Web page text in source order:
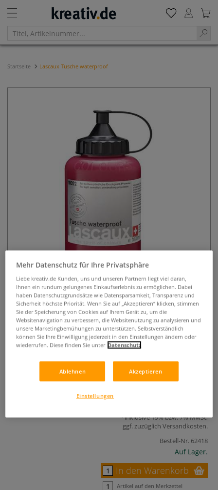
Startseite Lascaux Tusche waterproof
Lascaux Tusche waterproof
0 Bewertungen
Lascaux Tusche waterproof ist ideal für lichtempfindliche
wasser- und abriebfest. 500-ml-Flasche.
Mehr
inklusive 19% bzw. 7% MwSt,
ggf. zuzüglich Versandkosten.
Bestell-Nr. 62418
Auf Lager.
In den Warenkorb
Artikel auf den Merkzettel
Mehr Datenschutz für Ihre Privatsphäre
Liebe kreativ.de Kunden, uns und unseren Partnern liegt viel daran,
Ihnen ein rundum gelungenes Einkaufserlebnis zu ermöglichen. Dabei
haben Datenschutzgrundsätze wie Datensparsamkeit, Transparenz und
Sicherheit höchste Priorität. Wenn Sie auf „Akzeptieren“ klicken, stimmen
Sie der Speicherung von Cookies auf Ihrem Gerät zu, um die
Websitenavigation zu verbessern, die Websitenutzung zu analysieren und
unsere Marketingbemühungen zu unterstützen. Selbstverständlich
können Sie Ihre Einwilligung jederzeit in den Einstellungen ändern oder
wiederrufen. Diese finden Sie unter Datenschutz
Ablehnen Akzeptieren
Einstellungen